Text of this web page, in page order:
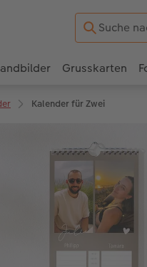
Grusskarten
Kalender für Zwei